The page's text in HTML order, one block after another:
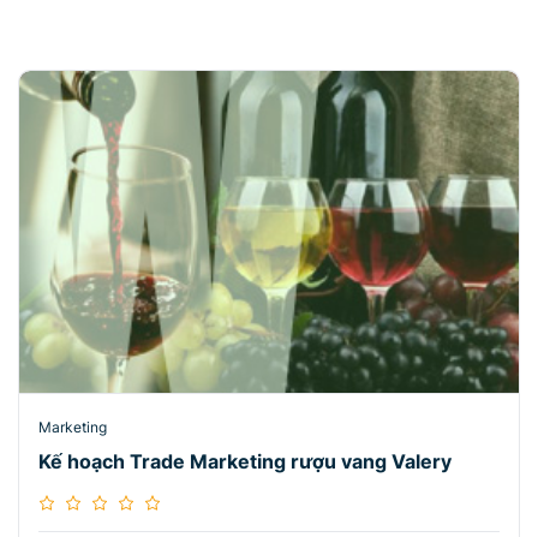
Marketing
Kế hoạch Trade Marketing rượu vang Valery